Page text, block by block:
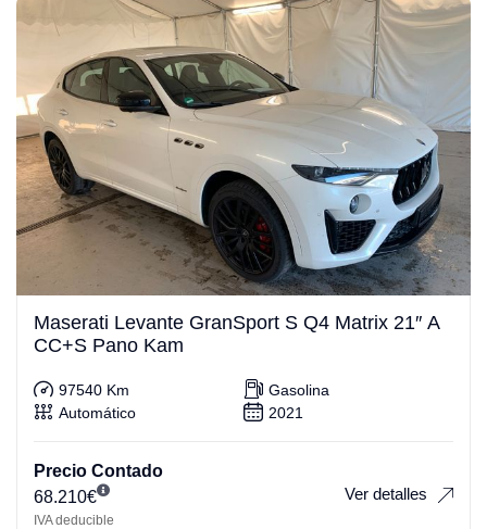
Maserati Levante GranSport S Q4 Matrix 21″ A
CC+S Pano Kam
97540 Km
Gasolina
Automático
2021
Precio Contado
68.210€
IVA deducible
Ver detalles